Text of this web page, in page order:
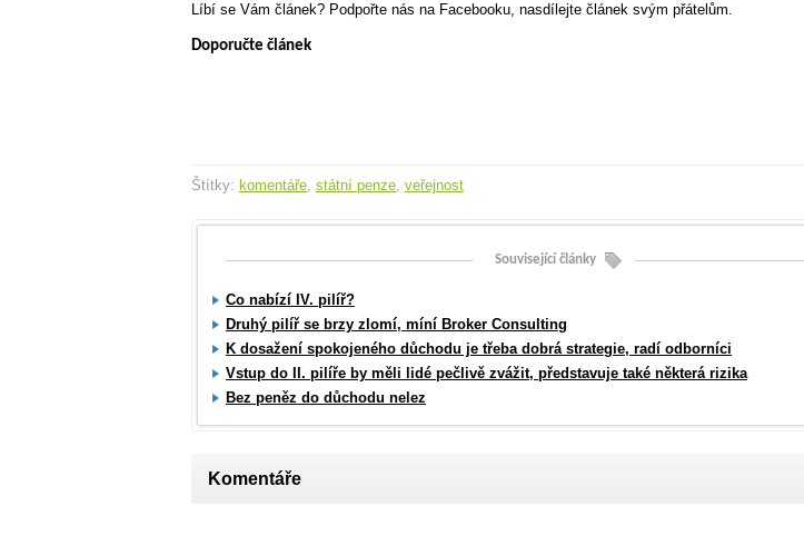
Líbí se Vám článek? Podpořte nás na Facebooku, nasdílejte článek svým přátelům.
Doporučte článek
Štítky: komentáře, státní penze, veřejnost
Související články
Co nabízí IV. pilíř?
Druhý pilíř se brzy zlomí, míní Broker Consulting
K dosažení spokojeného důchodu je třeba dobrá strategie, radí odborníci
Vstup do II. pilíře by měli lidé pečlivě zvážit, představuje také některá rizika
Bez peněz do důchodu nelez
Komentáře